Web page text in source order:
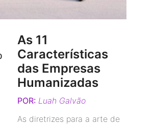
As 11
Características
das Empresas
Humanizadas
POR: Luah Galvão
As diretrizes para a arte de